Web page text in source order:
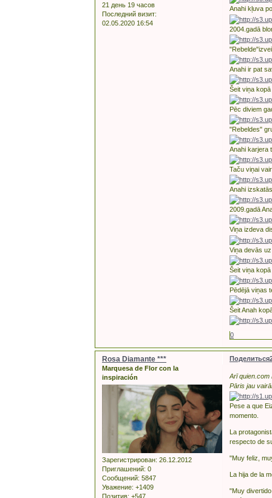
21 день 19 часов
Последний визит:
02.05.2020 16:54
Anahi kļuva
2004.gadā
Anahi ir pat
Šeit viņa
Pēc diviem
"Rebeldes"
Anahi karjera
Taču viņai
Anahi
2009.gadā
Viņa izdeva
Viņa devās
Šeit viņa
Pēdējā viņas
Šeit Anah
0
Поделиться
Rosa Diamante ***
Marquesa de Flor con la
inspiración
Зарегистрирован: 26.12.2012
Приглашений: 0
Сообщений: 5847
Уважение: +1409
Позитив: +547
Arī quien.com
Pāris jau
Pese a que
momento.
La
respecto de
"Muy feliz,
La hija de la
"Muy